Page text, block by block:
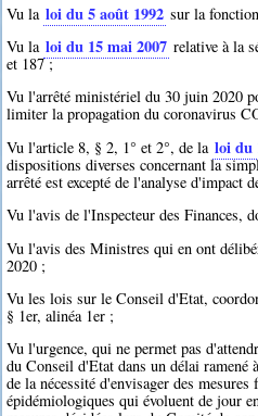
Vu la loi du 5 août 1992 sur la
Vu la loi du 15 mai 2007 relative à la
et 187 ;
Vu l'arrêté ministériel du 30 juin 2020
limiter la propagation du coronavirus
Vu l'article 8, § 2, 1° et 2°, de la loi du
dispositions diverses concernant la
arrêté est excepté de l'analyse d'impact
Vu l'avis de l'Inspecteur des Finances,
Vu l'avis des Ministres qui en ont
2020 ;
Vu les lois sur le Conseil d'Etat,
§ 1er, alinéa 1er ;
Vu l'urgence, qui ne permet pas
du Conseil d'Etat dans un délai ramené
de la nécessité d'envisager des mesures
épidémiologiques qui évoluent de jour